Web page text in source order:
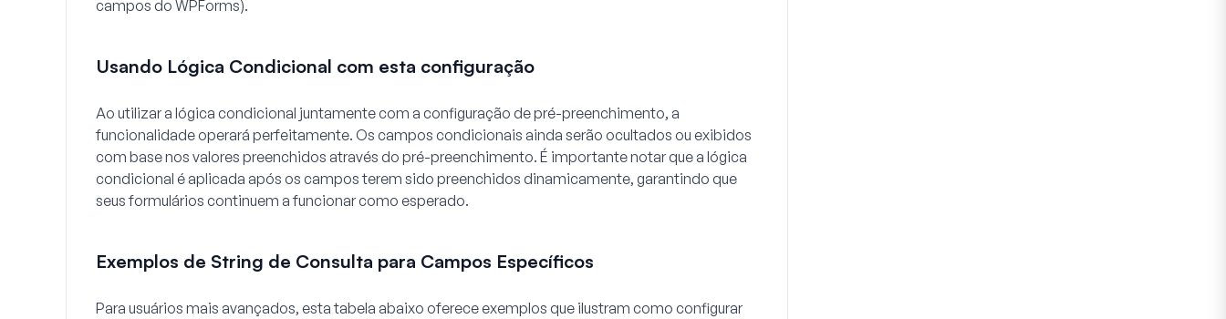
campos do WPForms).
Usando Lógica Condicional com esta configuração
Ao utilizar a lógica condicional juntamente com a configuração de pré-preenchimento, a
funcionalidade operará perfeitamente. Os campos condicionais ainda serão ocultados ou exibidos
com base nos valores preenchidos através do pré-preenchimento. É importante notar que a lógica
condicional é aplicada após os campos terem sido preenchidos dinamicamente, garantindo que
seus formulários continuem a funcionar como esperado.
Exemplos de String de Consulta para Campos Específicos
Para usuários mais avançados, esta tabela abaixo oferece exemplos que ilustram como configurar